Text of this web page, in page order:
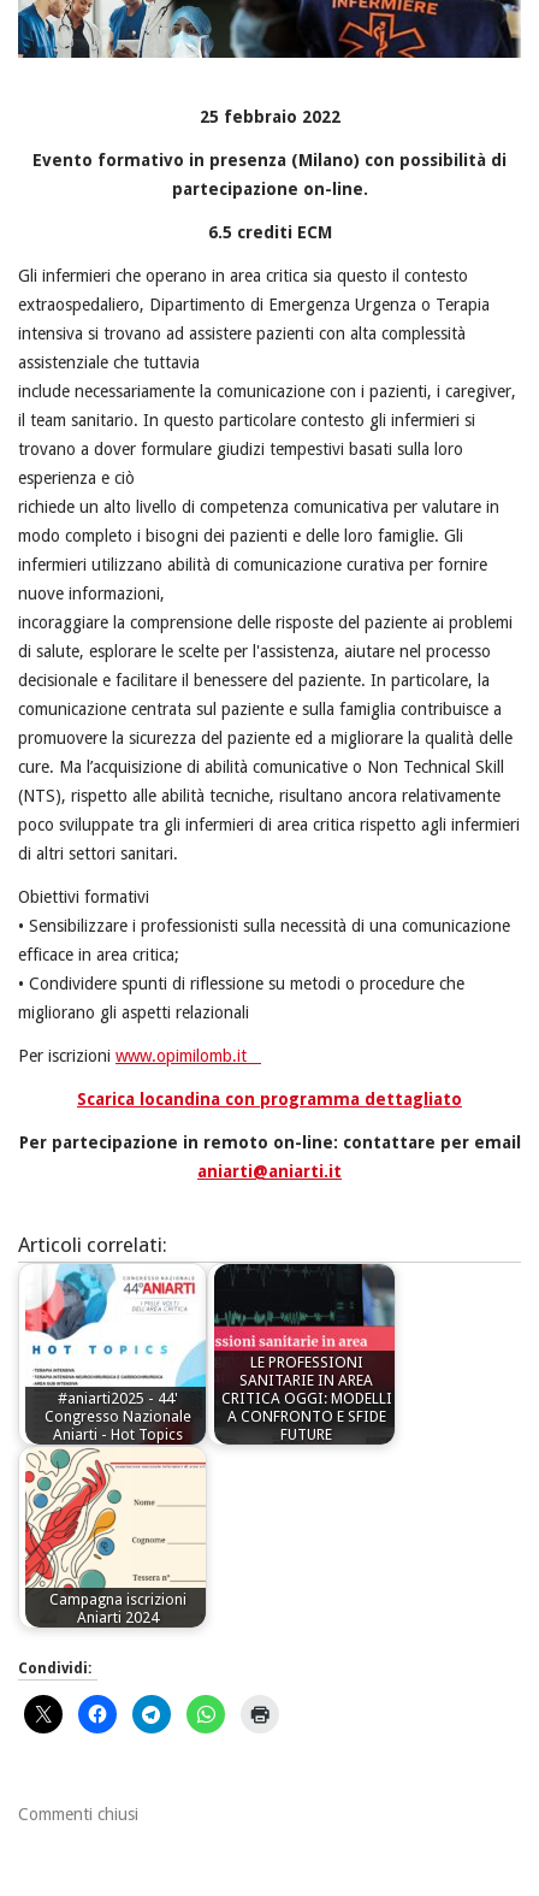
paziente
critico
25 febbraio 2022
Evento formativo in presenza (Milano) con possibilità di
partecipazione on-line.
6.5 crediti ECM
Gli infermieri che operano in area critica sia questo il contesto
extraospedaliero, Dipartimento di Emergenza Urgenza o Terapia
intensiva si trovano ad assistere pazienti con alta complessità
assistenziale che tuttavia
include necessariamente la comunicazione con i pazienti, i caregiver,
il team sanitario. In questo particolare contesto gli infermieri si
trovano a dover formulare giudizi tempestivi basati sulla loro
esperienza e ciò
richiede un alto livello di competenza comunicativa per valutare in
modo completo i bisogni dei pazienti e delle loro famiglie. Gli
infermieri utilizzano abilità di comunicazione curativa per fornire
nuove informazioni,
incoraggiare la comprensione delle risposte del paziente ai problemi
di salute, esplorare le scelte per l'assistenza, aiutare nel processo
decisionale e facilitare il benessere del paziente. In particolare, la
comunicazione centrata sul paziente e sulla famiglia contribuisce a
promuovere la sicurezza del paziente ed a migliorare la qualità delle
cure. Ma l’acquisizione di abilità comunicative o Non Technical Skill
(NTS), rispetto alle abilità tecniche, risultano ancora relativamente
poco sviluppate tra gli infermieri di area critica rispetto agli infermieri
di altri settori sanitari.
Obiettivi formativi
• Sensibilizzare i professionisti sulla necessità di una comunicazione
efficace in area critica;
• Condividere spunti di riflessione su metodi o procedure che
migliorano gli aspetti relazionali
Per iscrizioni www.opimilomb.it
Scarica locandina con programma dettagliato
Per partecipazione in remoto on-line: contattare per email
aniarti@aniarti.it
Articoli correlati:
#aniarti2025 - 44'
Congresso Nazionale
Aniarti - Hot Topics
LE PROFESSIONI
SANITARIE IN AREA
CRITICA OGGI: MODELLI
A CONFRONTO E SFIDE
FUTURE
Campagna iscrizioni
Aniarti 2024
Condividi:
Commenti chiusi